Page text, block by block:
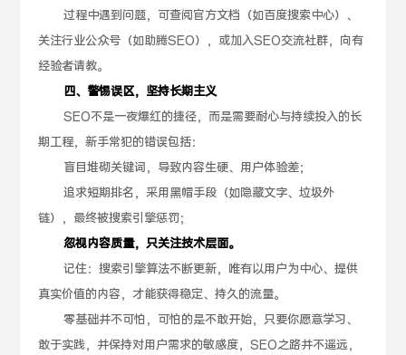
过程中遇到问题，可查阅官方文档（如百度搜索中心）、
关注行业公众号（如助腾SEO），或加入SEO交流社群，向有
经验者请教。
四、警惕误区，坚持长期主义
SEO不是一夜爆红的捷径，而是需要耐心与持续投入的长
期工程，新手常犯的错误包括：
盲目堆砌关键词，导致内容生硬、用户体验差；
追求短期排名，采用黑帽手段（如隐藏文字、垃圾外
链），最终被搜索引擎惩罚；
忽视内容质量，只关注技术层面。
记住：搜索引擎算法不断更新，唯有以用户为中心、提供
真实价值的内容，才能获得稳定、持久的流量。
零基础并不可怕，可怕的是不敢开始，只要你愿意学习、
敢于实践，并保持对用户需求的敏感度，SEO之路并不遥远，